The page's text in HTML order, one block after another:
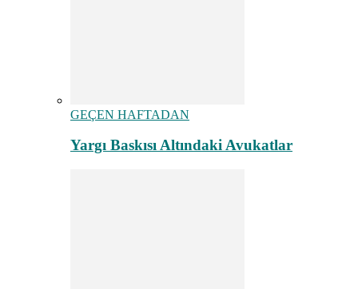
GEÇEN HAFTADAN
Yargı Baskısı Altındaki Avukatlar